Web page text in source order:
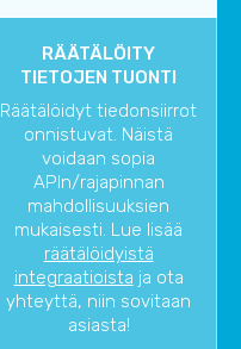
RÄÄTÄLÖITY
TIETOJEN TUONTI
Räätälöidyt tiedonsiirrot
onnistuvat. Näistä
voidaan sopia
APIn/rajapinnan
mahdollisuuksien
mukaisesti. Lue lisää
räätälöidyistä
integraatioista ja ota
yhteyttä, niin sovitaan
asiasta!